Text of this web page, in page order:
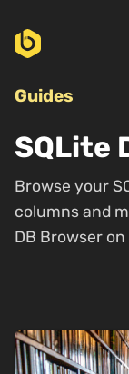
Guides
SQLite
Browse your
columns and
DB Browser